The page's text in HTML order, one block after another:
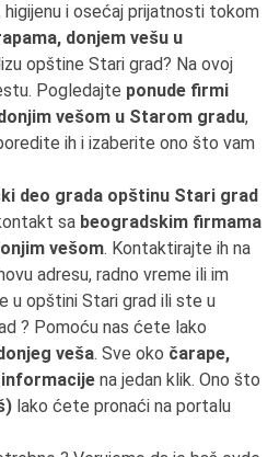
i osećaj prijatnosti tokom
donjem vešu u
opštine Stari grad? Na ovoj
Pogledajte ponude firmi
vešom u Starom gradu,
ih i izaberite ono što vam
deo grada opštinu Stari grad
sa beogradskim firmama
vešom. Kontaktirajte ih na
adresu, radno vreme ili im
u opštini Stari grad ili ste u
? Pomoću nas ćete lako
veša. Sve oko čarape,
informacije na jedan klik. Ono što
lako ćete pronaći na portalu